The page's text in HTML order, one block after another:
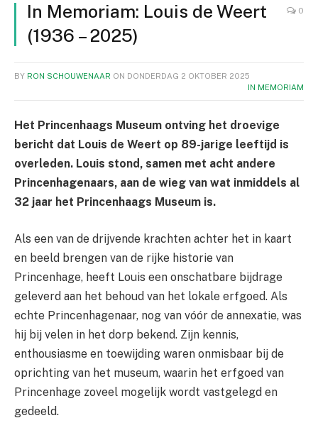
In Memoriam: Louis de Weert
(1936 – 2025)
0
BY RON SCHOUWENAAR ON DONDERDAG 2 OKTOBER 2025
IN MEMORIAM
Het Princenhaags Museum ontving het droevige
bericht dat Louis de Weert op 89-jarige leeftijd is
overleden. Louis stond, samen met acht andere
Princenhagenaars, aan de wieg van wat inmiddels al
32 jaar het Princenhaags Museum is.
Als een van de drijvende krachten achter het in kaart
en beeld brengen van de rijke historie van
Princenhage, heeft Louis een onschatbare bijdrage
geleverd aan het behoud van het lokale erfgoed. Als
echte Princenhagenaar, nog van vóór de annexatie, was
hij bij velen in het dorp bekend. Zijn kennis,
enthousiasme en toewijding waren onmisbaar bij de
oprichting van het museum, waarin het erfgoed van
Princenhage zoveel mogelijk wordt vastgelegd en
gedeeld.